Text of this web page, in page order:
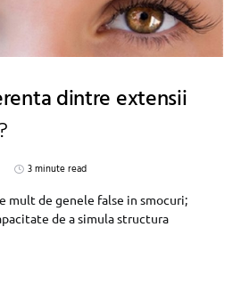
dintre extensii
3 minute read
mult de genele false in smocuri;
de a simula structura